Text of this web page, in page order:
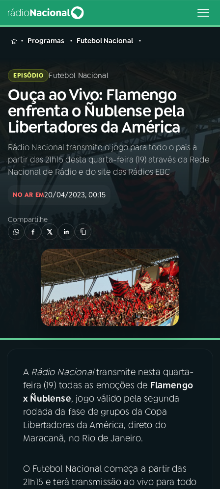
MENU
Buscar
na
Rádio
Nacional
Buscar
AO VIVO
INÍCIO
PROGRAMAS
PODCASTS
06VIDEOCASTS
07ÚLTIMAS
FESTIVAL DE MÚSICA
ACOMPANHE A RÁDIO NACIONAL
Instagram X
Programas Futebol Nacional
EPISÓDIO Futebol Nacional
Ouça ao Vivo: Flamengo
enfrenta o Ñublense pela
Libertadores da América
Rádio Nacional transmite o jogo para todo o país a
partir das 21h15 desta quarta-feira (19) através da Rede
Nacional de Rádio e do site das Rádios EBC
NO AR EM20/04/2023, 00:15
Compartilhe
A Rádio Nacionaltransmite nesta quarta-
feira (19) todas as emoções de Flamengo
x Ñublense, jogo válido pela segunda
rodada da fase de grupos da Copa
Libertadores da América, direto do
Maracanã, no Rio de Janeiro.
O Futebol Nacional começa a partir das
21h15 e terá transmissão ao vivo para todo